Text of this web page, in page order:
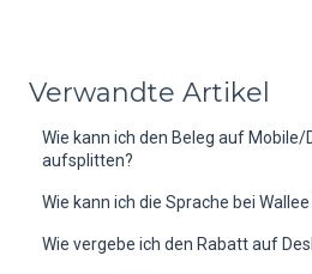
Verwandte Artikel
Wie kann ich den Beleg auf Mobile/
aufsplitten?
Wie kann ich die Sprache bei
Wie vergebe ich den Rabatt auf